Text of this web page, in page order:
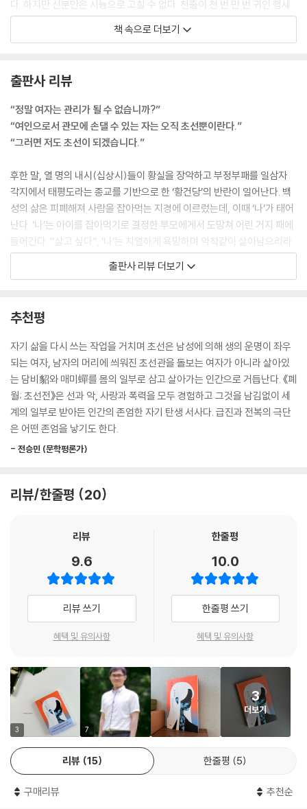
다. 하지만 신분만은 시늉으로 고칠 수 없다. 천출이 천 번 만 번 귀인 행세
를 해봤자 무소용이다. 저 스스로 천하다는 것을 잊어야 진정으로 귀한 행
세를 할 수 있는데, 천하지 않으려 애씀이 이미 천한 것이다. 제가 천한 것
--- p.58
“내가 안다. 너는 이런 집안에 갇혀서 늙은이의 인형 노릇이나 할 사람이
아니다.”
느라 정말이지 눈물이 날 지경이었다.
“그럼 나는 어떤 사람인데?”
“너는…….”
대장은 또 한참을 망설이다 말했다.
“……내 곁에 있어야 하는 사람이다.”
너무 우스워서 웃음을 참다 얼이 빠져버릴 것 같았다.
네가 어쩔건데? 온 예주의 백성과 군사를 다스리는 우리 아버지로부터 나
를 어떻게 구하겠다는 건데. 몇 해간 네가 내게 해준 것을 다 합쳐도 아버지
구한다는 거야? 서로 떨어져 죽었는지 살았는지도 모르고 지낸 세월은 또
람이 이제는 영 못쓰게 되었어.
--- pp.82~83
“네가 직접 태평도를 믿는다 말하지 않아도 결국은 다른 이들이 증언하게
될 거야.”
나는 두화가 머리를 비벼댄 발끝을 내려다보며 무심히 말했다.
“그러면 이렇게 갇혀서 굶는 시간만 늘고 아무 좋을 것 없겠지. 지금 태평
줄 모르는 아둔한 아이였는데 뭘 좋아했는지 많이는 떠오르지가 않았다.
어린아이같이 큰 소리로 엉엉 우는 것을 보며 곳간을 나왔다. 저녁상에는
배 속에서 촛불이 타고 있는 것 같았다. 부드럽게 꼬여 있던 심지가 타들어
가며 조금씩 풀려가는 듯했다. 초가 짧아져가며 불꽃이 맹렬해지고 촛농은
뜨겁게 흘러내리는, 그런 일이 배와 다리 사이에서 벌어지고 있는 것 같았
“이만큼 예뻐.”
모든 것이 끝난 후에 도화는 말했다.
“천하에서 제일로.”
--- p.137
가마 밖에서 옥이 깨지는 소리가 일정하게 들려왔다. 나는 봉선에게 말할
까 말까 망설였다. 그대에게서 피비린내가 납니다. 저 멀리로 가주세요. 왜
그런 냄새가 나는 것일까. 군인이기 때문인가. 하지만 나의 아버지도 군인
책 속으로 더보기
출판사 리뷰
“정말 여자는 관리가 될 수 없습니까?”
“여인으로서 관모에 손댈 수 있는 자는 오직 초선뿐이란다.”
“그러면 저도 초선이 되겠습니다.”
후한 말, 열 명의 내시(십상시)들이 황실을 장악하고 부정부패를 일삼자
각지에서 태평도라는 종교를 기반으로 한 ‘황건당’의 반란이 일어난다. 백
성의 삶은 피폐해져 사람을 잡아먹는 지경에 이르렀는데, 이때 ‘나’가 태어
난다. ‘나’는 아이를 잡아먹기로 결정한 부모에게서 도망쳐 어린 거지 패에
들어간다. “살고 싶다”, ‘나’는 치열하게 욕망하며 악착같이 살아남으리라
생각한다. 삶이 더 팍팍해지자 민간 구휼을 베푸는 태평도에 들어간 거지
아이들은 황실의 군대가 예주에 들이닥쳐 황건당을 공격할 때 뿔뿔이 흩어
“저는 본디 낙양에서 났으며…… 충신의 후손이오만…….”
대장에게서 배운 거짓말을 내뱉는데 눈물이 덩달아 왈칵 쏟아졌다.
“십상시의 농단으로 멸문의 화를 입고 홀로 살아남았으나 끝내 이 꼴이 되
었나이다…….”
울면서도 나는 장수의 눈치를 보았다. 장수는 내 말을 믿는 눈치였다. 내가
그렇게 말하며 울어서 더욱 나를 믿는 듯했다.
나는 고개를 저었다. 이름 같은 것 정말로 모르니까. 거지 떼끼리는 함부로
죽을지 모르는 애 이름을 기억해봤자, 지어줘봤자니까. 이름으로 부르면
기억에 오래 남아 피차 괴로우니까. 무리의 누구도 내 이름을 모르듯 나 또
‘나’를 거둔 군인은 황제의 스승인 ‘자사’ 지위에 있는 왕윤으로, 왕윤은
‘나’를 양녀로서 잘 키워 여자로서 할 수 있는 최선의 일, 즉 천자나 태자의
아내가 되게 만들겠다고 말하지만, ‘나’는 여자로서는 정녕 관직에 오를 수
없는지 묻는다. 왕윤은 여자로서 관직에 오르는 유일한 길은 높은 관직의
관리에게 허락되는 초선관이라는 관모를 관리하는 ‘초선’뿐이라고 대답하
한편 ‘나’는 자신을 구해준 왕윤에게 아버지 이상의 친밀감을 느끼고 왕윤
이 더 높은 관직에 올라가면 그의 초선관을 관리하는 사람이 되겠다는 비
틀린 애정을 품는다.
그렇지만 그때, 아버지가 자사 같은 것은 생각도 말라던 때에, 나는 어려서
아버지의 말을 알아듣지 못하고 계속 고집을 부렸다. 저도 자사가 되고 싶
습니다. 아버지처럼. 왜냐하면 어떤 아이도 다리 밑에서 굶어 죽는 일이 없
게 하고 싶어서. 아버지는 그제야 여자에게는 벼슬을 주지 않는다고 말했
다. 정말 여자는 관리가 될 수 없습니까? 그래, 여인으로서 관모에 손댈수
출판사 리뷰 더보기
추천평
자기 삶을 다시 쓰는 작업을 거치며 초선은 남성에 의해 생의 운명이 좌우
되는 여자, 남자의 머리에 씌워진 초선관을 돌보는 여자가 아니라 살아있
는 담비貂와 매미蟬를 몸의 일부로 삼고 살아가는 인간으로 거듭난다. 《폐
월; 초선전》은 선과 악, 사랑과 폭력을 모두 경험하고 그것을 남김없이 세
계의 일부로 받아든 인간의 존엄한 자기 탄생 서사다. 급진과 전복의 극단
은 어떤 존엄을 낳기도 한다.
- 전승민 (문학평론가)
리뷰/한줄평 20
리뷰
9.6
리뷰 쓰기
혜택 및 유의사항
한줄평
10.0
한줄평 쓰기
혜택 및 유의사항
3 7
3
더보기
리뷰 15 한줄평 5
구매리뷰 추천순